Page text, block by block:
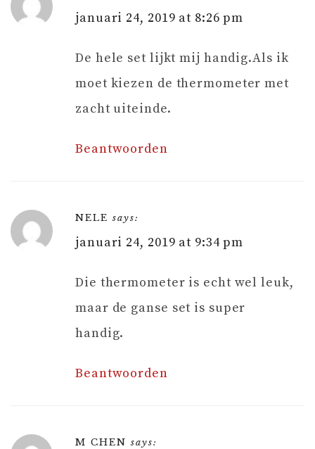
januari 24, 2019 at 8:26 pm
De hele set lijkt mij handig.Als ik
moet kiezen de thermometer met
zacht uiteinde.
Beantwoorden
NELE says:
januari 24, 2019 at 9:34 pm
Die thermometer is echt wel leuk,
maar de ganse set is super
handig.
Beantwoorden
M CHEN says: